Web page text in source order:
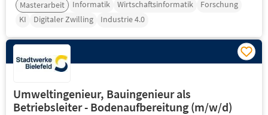
Masterarbeit Informatik Wirtschaftsinformatik
Forschung
KI
Digitaler Zwilling Industrie 4.0
Umweltingenieur, Bauingenieur als
Betriebsleiter - Bodenaufbereitung (m/w/d)